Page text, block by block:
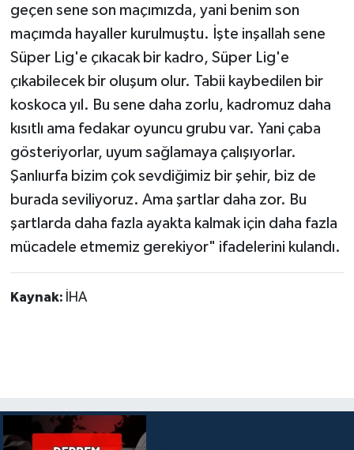
geçen sene son maçımızda, yani benim son
maçımda hayaller kurulmuştu. İşte inşallah sene
Süper Lig'e çıkacak bir kadro, Süper Lig'e
çıkabilecek bir oluşum olur. Tabii kaybedilen bir
koskoca yıl. Bu sene daha zorlu, kadromuz daha
kısıtlı ama fedakar oyuncu grubu var. Yani çaba
gösteriyorlar, uyum sağlamaya çalışıyorlar.
Şanlıurfa bizim çok sevdiğimiz bir şehir, biz de
burada seviliyoruz. Ama şartlar daha zor. Bu
şartlarda daha fazla ayakta kalmak için daha fazla
mücadele etmemiz gerekiyor" ifadelerini kulandı.
Kaynak: İHA